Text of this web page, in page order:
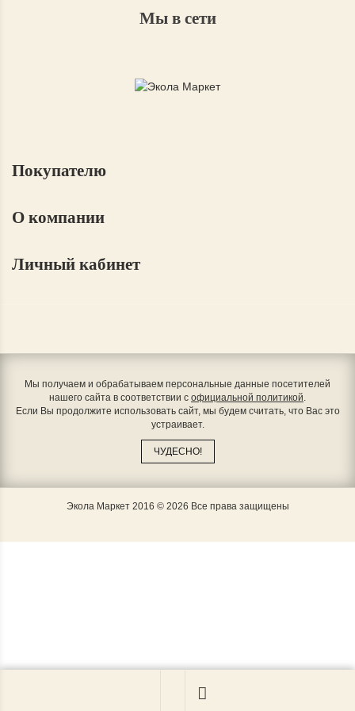
Мы в сети
Покупателю
О компании
Личный кабинет
Мы получаем и обрабатываем персональные данные посетителей
нашего сайта в соответствии с официальной политикой
Если Вы продолжите использовать сайт, мы будем считать, что Вас это
устраивает.
ЧУДЕСНО!
Экола Маркет 2016 © 2026 Все права защищены